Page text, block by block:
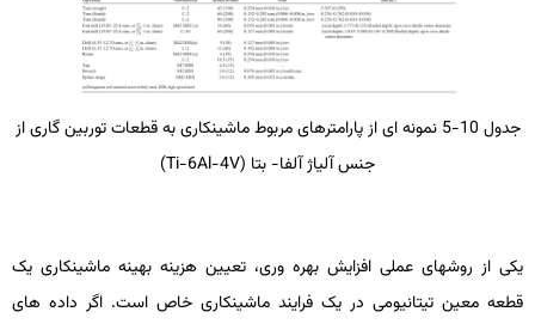
جدول 10-5 نمونه ­ای از پارامترهای مربوط ماشین­کاری به قطعات توربین گاری از
جنس آلیاژ آلفا- بتا (Ti-6Al-4V
)
یکی از روش­های عملی افزایش بهره­ وری، تعیین هزینه بهینه ماشین­کاری یک
قطعه معین تیتانیومی در یک فرایند ماشین­کاری خاص است. اگر داده ­های